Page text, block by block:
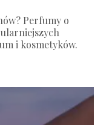
Perfumy o
i kosmetyków.